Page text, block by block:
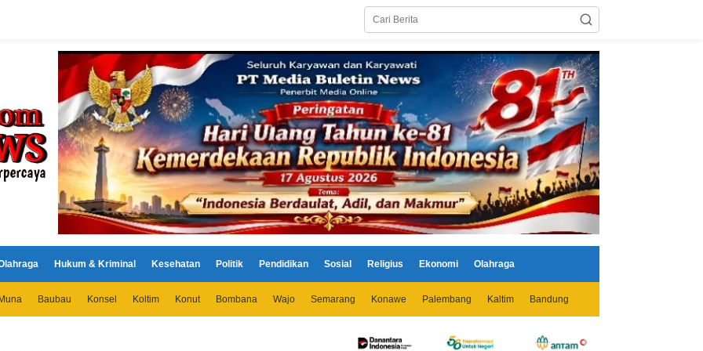
Hukum & Kriminal Kesehatan Politik Pendidikan Sosial Religius Ekonomi Olahraga
Baubau Konsel Koltim Konut Bombana Wajo Semarang Konawe Palembang Kaltim Bandung